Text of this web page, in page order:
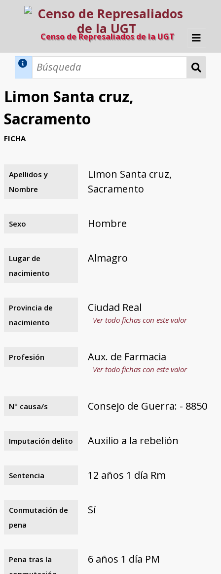
Censo de Represaliados de la UGT
Inicio
Búsqueda Dinámica
Búsqueda Avanzada
Limon Santa cruz,
Sacramento
FICHA
Apellidos y
Nombre
Limon Santa cruz,
Sacramento
Sexo Hombre
Lugar de
nacimiento
Almagro
Provincia de
nacimiento
Ciudad Real
Ver todo fichas con este valor
Profesión Aux. de Farmacia
Ver todo fichas con este valor
Nº causa/s Consejo de Guerra: - 8850
Imputación delito Auxilio a la rebelión
Sentencia 12 años 1 día Rm
Conmutación de
pena
Sí
Pena tras la
6 años 1 día PM